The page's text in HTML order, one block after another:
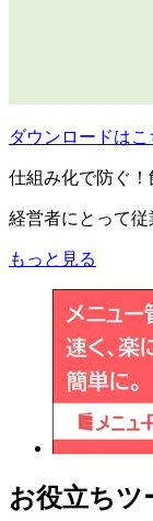
ダウンロードはこ
仕組み化で防ぐ
経営者にとって従
もっと見る
お役立ちツ